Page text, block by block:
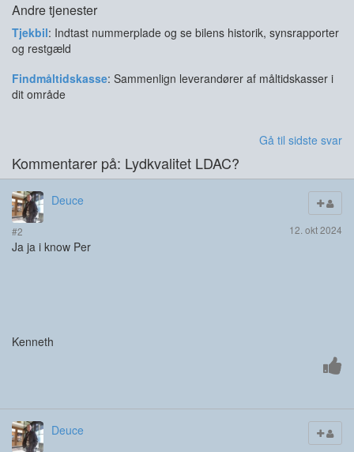
Andre tjenester
Tjekbil: Indtast nummerplade og se bilens historik, synsrapporter
og restgæld
Findmåltidskasse: Sammenlign leverandører af måltidskasser i
dit område
Gå til sidste svar
Kommentarer på: Lydkvalitet LDAC?
Deuce
#2 12. okt 2024
Ja ja i know Per
Kenneth
Deuce